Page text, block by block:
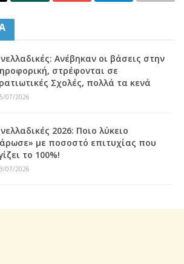
Ανέβηκαν οι βάσεις στην
στρέφονται σε
Σχολές, πολλά τα κενά
07/2026
2026: Ποιο λύκειο
με ποσοστό επιτυχίας που
το 100%!
07/2026